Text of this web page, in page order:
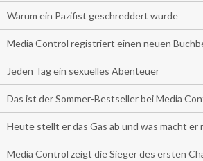
Warum ein Pazifist geschreddert wurde
Media Control registriert einen neuen
Jeden Tag ein sexuelles Abenteuer
Das ist der Sommer-Bestseller bei Media
Heute stellt er das Gas ab und was macht er
Media Control zeigt die Sieger des ersten